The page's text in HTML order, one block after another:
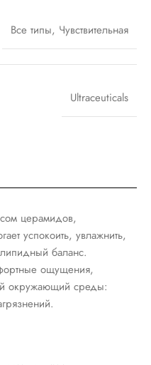
Все типы, Чувствительная
Ultraceuticals
церамидов,
успокоить, увлажнить,
баланс.
ощущения,
окружающий среды: